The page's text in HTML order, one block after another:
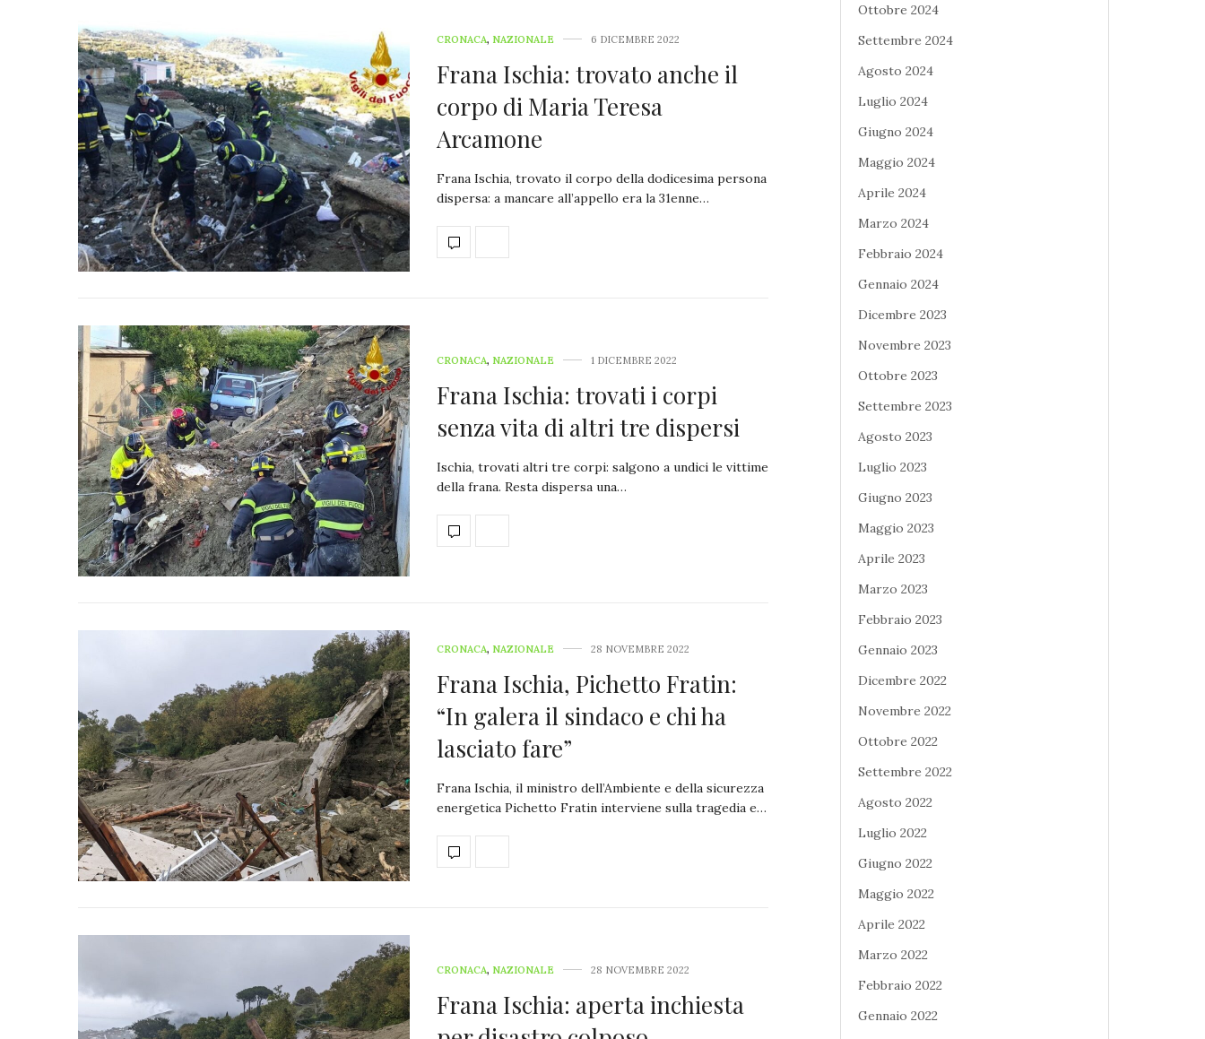
CRONACA, NAZIONALE 6 DICEMBRE 2022
Frana Ischia: trovato anche il
corpo di Maria Teresa
Arcamone
Frana Ischia, trovato il corpo della dodicesima persona
dispersa: a mancare all’appello era la 31enne…
CRONACA, NAZIONALE 1 DICEMBRE 2022
Frana Ischia: trovati i corpi
senza vita di altri tre dispersi
Ischia, trovati altri tre corpi: salgono a undici le vittime
della frana. Resta dispersa una…
CRONACA, NAZIONALE 28 NOVEMBRE 2022
Frana Ischia, Pichetto Fratin:
“In galera il sindaco e chi ha
lasciato fare”
Frana Ischia, il ministro dell’Ambiente e della sicurezza
energetica Pichetto Fratin interviene sulla tragedia e…
CRONACA, NAZIONALE 28 NOVEMBRE 2022
Frana Ischia: aperta inchiesta
Ottobre 2024
Settembre 2024
Agosto 2024
Luglio 2024
Giugno 2024
Maggio 2024
Aprile 2024
Marzo 2024
Febbraio 2024
Gennaio 2024
Dicembre 2023
Novembre 2023
Ottobre 2023
Settembre 2023
Agosto 2023
Luglio 2023
Giugno 2023
Maggio 2023
Aprile 2023
Marzo 2023
Febbraio 2023
Gennaio 2023
Dicembre 2022
Novembre 2022
Ottobre 2022
Settembre 2022
Agosto 2022
Luglio 2022
Giugno 2022
Maggio 2022
Aprile 2022
Marzo 2022
Febbraio 2022
Gennaio 2022